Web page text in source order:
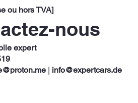
ou hors TVA]
nous
expert
| info@expertcars.de